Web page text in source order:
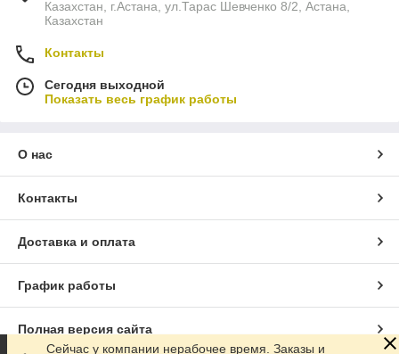
Казахстан, г.Астана, ул.Тарас Шевченко 8/2, Астана,
Казахстан
Контакты
Сегодня выходной
Показать весь график работы
О нас
Контакты
Доставка и оплата
График работы
Полная версия сайта
Сейчас у компании нерабочее время. Заказы и